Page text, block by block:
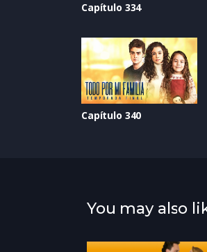
Capítulo 334
Capítulo 340
You may also